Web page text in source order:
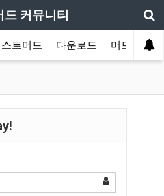
드 커뮤니티
트머드 다운로드 머드 잡담